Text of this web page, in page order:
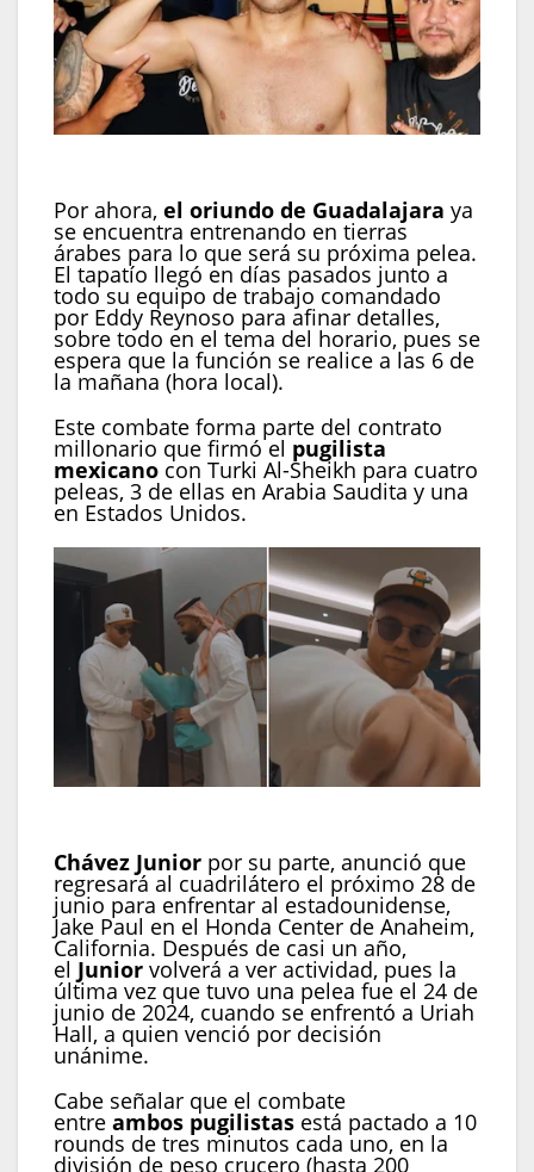
Por ahora, el oriundo de Guadalajara ya
se encuentra entrenando en tierras
árabes para lo que será su próxima pelea.
El tapatío llegó en días pasados junto a
todo su equipo de trabajo comandado
por Eddy Reynoso para afinar detalles,
sobre todo en el tema del horario, pues se
espera que la función se realice a las 6 de
la mañana (hora local).
Este combate forma parte del contrato
millonario que firmó el pugilista
mexicano con Turki Al-Sheikh para cuatro
peleas, 3 de ellas en Arabia Saudita y una
en Estados Unidos.
Chávez Junior por su parte, anunció que
regresará al cuadrilátero el próximo 28 de
junio para enfrentar al estadounidense,
Jake Paul en el Honda Center de Anaheim,
California. Después de casi un año,
el Junior volverá a ver actividad, pues la
última vez que tuvo una pelea fue el 24 de
junio de 2024, cuando se enfrentó a Uriah
Hall, a quien venció por decisión
unánime.
Cabe señalar que el combate
entre ambos pugilistas está pactado a 10
rounds de tres minutos cada uno, en la
división de peso crucero (hasta 200